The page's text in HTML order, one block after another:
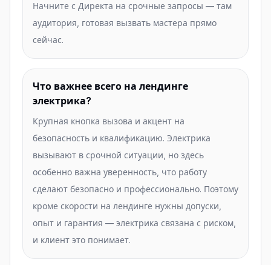
Начните с Директа на срочные запросы — там
аудитория, готовая вызвать мастера прямо
сейчас.
Что важнее всего на лендинге
электрика?
Крупная кнопка вызова и акцент на
безопасность и квалификацию. Электрика
вызывают в срочной ситуации, но здесь
особенно важна уверенность, что работу
сделают безопасно и профессионально. Поэтому
кроме скорости на лендинге нужны допуски,
опыт и гарантия — электрика связана с риском,
и клиент это понимает.